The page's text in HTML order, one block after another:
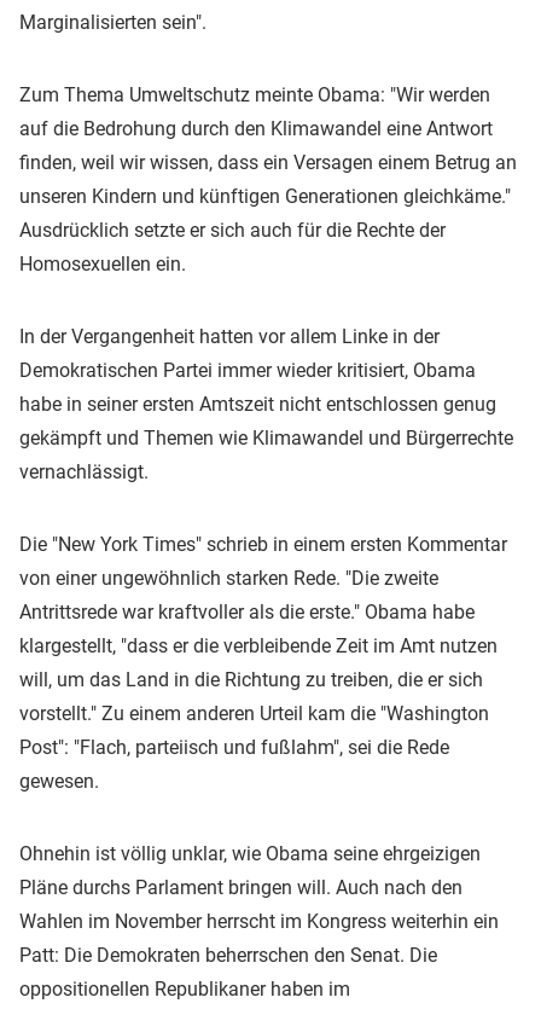
Marginalisierten sein".
Zum Thema Umweltschutz meinte Obama: "Wir werden
auf die Bedrohung durch den Klimawandel eine Antwort
finden, weil wir wissen, dass ein Versagen einem Betrug an
unseren Kindern und künftigen Generationen gleichkäme."
Ausdrücklich setzte er sich auch für die Rechte der
Homosexuellen ein.
In der Vergangenheit hatten vor allem Linke in der
Demokratischen Partei immer wieder kritisiert, Obama
habe in seiner ersten Amtszeit nicht entschlossen genug
gekämpft und Themen wie Klimawandel und Bürgerrechte
vernachlässigt.
Die "New York Times" schrieb in einem ersten Kommentar
von einer ungewöhnlich starken Rede. "Die zweite
Antrittsrede war kraftvoller als die erste." Obama habe
klargestellt, "dass er die verbleibende Zeit im Amt nutzen
will, um das Land in die Richtung zu treiben, die er sich
vorstellt." Zu einem anderen Urteil kam die "Washington
Post": "Flach, parteiisch und fußlahm", sei die Rede
gewesen.
Ohnehin ist völlig unklar, wie Obama seine ehrgeizigen
Pläne durchs Parlament bringen will. Auch nach den
Wahlen im November herrscht im Kongress weiterhin ein
Patt: Die Demokraten beherrschen den Senat. Die
oppositionellen Republikaner haben im